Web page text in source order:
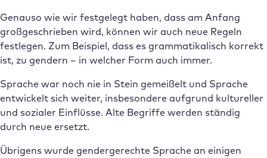
Genauso wie wir festgelegt haben, dass am Anfang
großgeschrieben wird, können wir auch neue Regeln
festlegen. Zum Beispiel, dass es grammatikalisch korrekt
ist, zu gendern – in welcher Form auch immer.
Sprache war noch nie in Stein gemeißelt und Sprache
entwickelt sich weiter, insbesondere aufgrund kultureller
und sozialer Einflüsse. Alte Begriffe werden ständig
durch neue ersetzt.
Übrigens wurde gendergerechte Sprache an einigen